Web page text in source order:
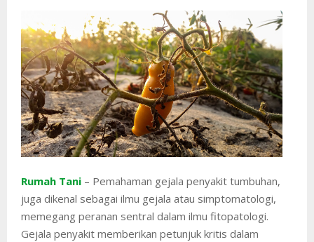
Rumah Tani – Pemahaman gejala penyakit tumbuhan,
juga dikenal sebagai ilmu gejala atau simptomatologi,
memegang peranan sentral dalam ilmu fitopatologi.
Gejala penyakit memberikan petunjuk kritis dalam